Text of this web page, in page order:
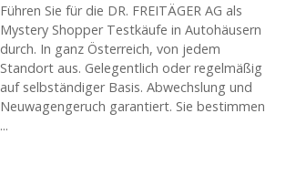
Führen Sie für die DR. FREITÄGER AG als
Mystery Shopper Testkäufe in Autohäusern
durch. In ganz Österreich, von jedem
Standort aus. Gelegentlich oder regelmäßig
auf selbständiger Basis. Abwechslung und
Neuwagengeruch garantiert. Sie bestimmen
...